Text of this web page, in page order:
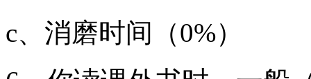
c、消磨时间（0%）